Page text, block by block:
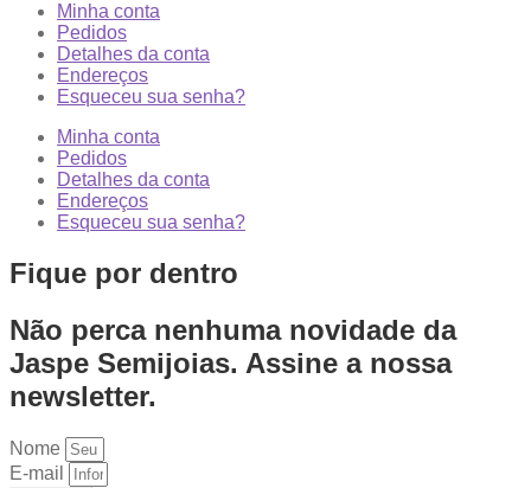
Minha conta
Pedidos
Detalhes da conta
Endereços
Esqueceu sua senha?
Minha conta
Pedidos
Detalhes da conta
Endereços
Esqueceu sua senha?
Fique por dentro
Não perca nenhuma novidade da
Jaspe Semijoias. Assine a nossa
newsletter.
Nome
E-mail